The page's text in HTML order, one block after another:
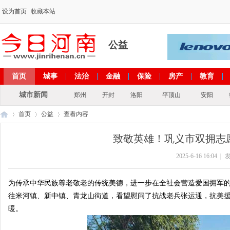
设为首页 收藏本站
公益
首页 城事 法治 金融 保险 房产 教育
出彩河南 政策 专题
城市新闻 郑州 开封 洛阳 平顶山 安阳
首页 公益 查看内容
致敬英雄！巩义市双拥
2025-6-16 16:04
为传承中华民族尊老敬老的传统美德，进一步在全社会营造爱国拥军
往米河镇、新中镇、青龙山街道，看望慰问了抗战老兵张运通，抗
暖。